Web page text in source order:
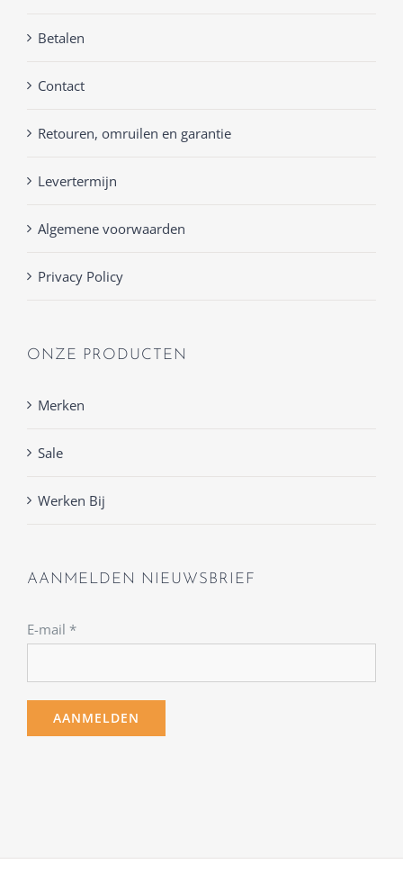
Betalen
Contact
Retouren, omruilen en garantie
Levertermijn
Algemene voorwaarden
Privacy Policy
ONZE PRODUCTEN
Merken
Sale
Werken Bij
AANMELDEN NIEUWSBRIEF
E-mail *